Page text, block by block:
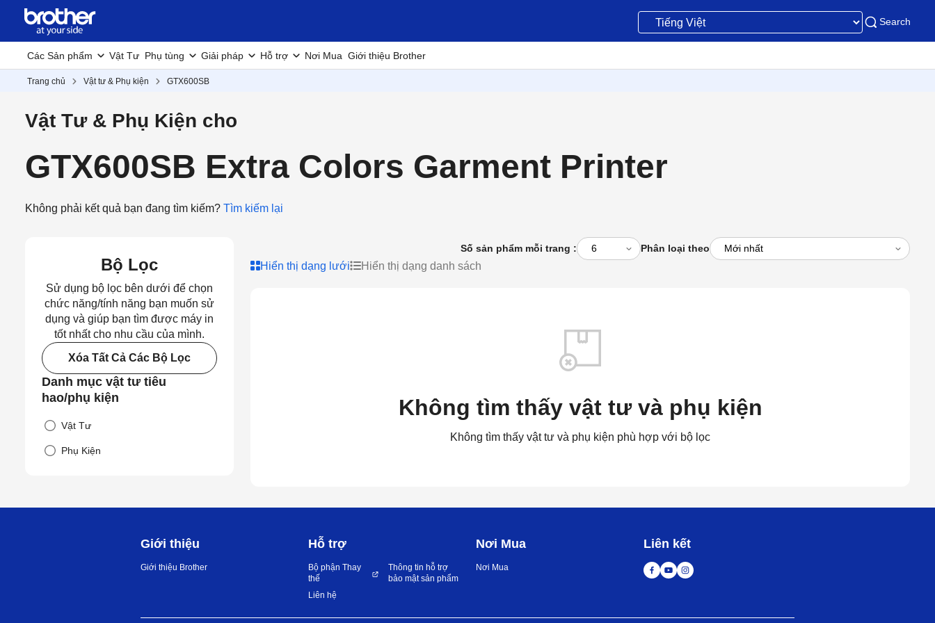
Search
Các Sản phẩm Vật Tư Phụ tùng Giải pháp Hỗ trợ Nơi Mua Giới thiệu Brother
Trang chủ Vật tư & Phụ kiện GTX600SB
Vật Tư & Phụ Kiện cho
GTX600SB Extra Colors Garment Printer
Không phải kết quả bạn đang tìm kiếm? Tìm kiếm lại
Bộ Lọc
Sử dụng bộ lọc bên dưới để chọn
chức năng/tính năng bạn muốn sử
dụng và giúp bạn tìm được máy in
tốt nhất cho nhu cầu của mình.
Xóa Tất Cả Các Bộ Lọc
Danh mục vật tư tiêu
hao/phụ kiện
Vật Tư
Phụ Kiện
Số sản phẩm mỗi trang : Phân loại theo
Hiển thị dạng lưới Hiển thị dạng danh sách
Không tìm thấy vật tư và phụ kiện
Không tìm thấy vật tư và phụ kiện phù hợp với bộ lọc
Giới thiệu
Giới thiệu Brother
Hỗ trợ
Bộ phận Thay
thế
Liên hệ
Thông tin hỗ trợ
bảo mật sản phẩm
Nơi Mua
Nơi Mua
Liên kết